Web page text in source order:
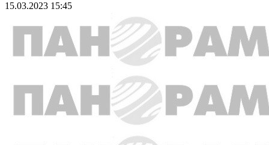
15.03.2023 15:45